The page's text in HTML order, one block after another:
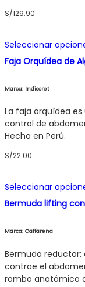
S/129.90
Seleccionar
Faja Orquídea de
Marca: Indiscret
La faja orquìdea
control de
Hecha en Perú.
S/22.00
Seleccionar
Bermuda lifting
Marca: Caffarena
Bermuda reductor:
contrae el
rombo anatómico